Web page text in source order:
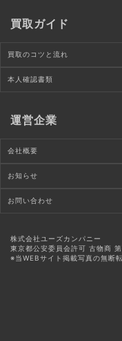
買取ガイド
買取のコツと流れ
本人確認書類
運営企業
会社概要
お知らせ
お問い合わせ
株式会社ユーズカンパニー
東京都公安委員会許可 古物商
※当WEBサイト掲載写真の無断